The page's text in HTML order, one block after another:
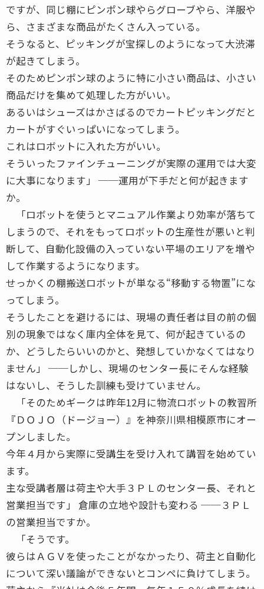
ですが、同じ棚にピンポン球やらグローブやら、洋服や
ら、さまざまな商品がたくさん入っている。
そうなると、ピッキングが宝探しのようになって大渋滞
が起きてしまう。
そのためピンポン球のように特に小さい商品は、小さい
商品だけを集めて処理した方がいい。
あるいはシューズはかさばるのでカートピッキングだと
カートがすぐいっぱいになってしまう。
これはロボットに入れた方がいい。
そういったファインチューニングが実際の運用では大変
に大事になります」 ──運用が下手だと何が起きます
か。
「ロボットを使うとマニュアル作業より効率が落ちて
しまうので、それをもってロボットの生産性が悪いと判
断して、自動化設備の入っていない平場のエリアを増や
して作業するようになります。
せっかくの棚搬送ロボットが単なる“移動する物置”にな
ってしまう。
そうしたことを避けるには、現場の責任者は目の前の個
別の現象ではなく庫内全体を見て、何が起きているの
か、どうしたらいいのかと、発想していかなくてはなり
ません」 ──しかし、現場のセンター長にそんな経験
はないし、そうした訓練も受けていません。
「そのためギークは昨年12月に物流ロボットの教習所
『ＤＯＪＯ（ドージョー）』を神奈川県相模原市にオー
プンしました。
今年４月から実際に受講生を受け入れて講習を始めてい
ます。
主な受講者層は荷主や大手３ＰＬのセンター長、それと
営業担当です」 倉庫の立地や設計も変わる ──３ＰＬ
の営業担当ですか。
「そうです。
彼らはＡＧＶを使ったことがなかったり、荷主と自動化
について深い議論ができないとコンペに負けてしまう。